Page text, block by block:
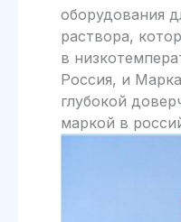
оборудования
раствора,
в
Россия, и
глубокой
маркой в